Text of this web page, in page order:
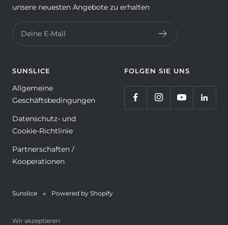
unsere neuesten Angebote zu erhalten
Deine E-Mail
SUNSLICE
Allgemeine
Geschäftsbedingungen
Datenschutz- und
Cookie-Richtlinie
Partnerschaften /
Kooperationen
FOLGEN SIE UNS
Sunslice Powered by Shopify
Wir akzeptieren